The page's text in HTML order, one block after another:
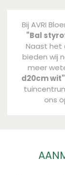
Bij AVRI
"Bal
Naast het
bieden wij
meer
d20cm wit"
ons